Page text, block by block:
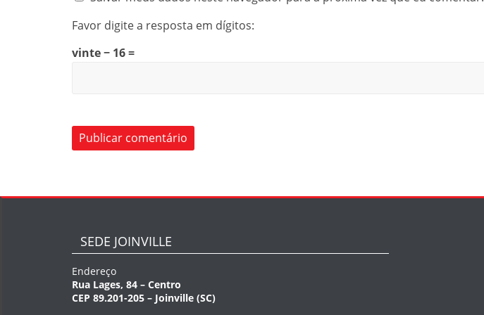
Favor digite a resposta em dígitos:
vinte − 16 =
SEDE JOINVILLE
Endereço
Rua Lages, 84 – Centro
CEP 89.201-205 – Joinville (SC)